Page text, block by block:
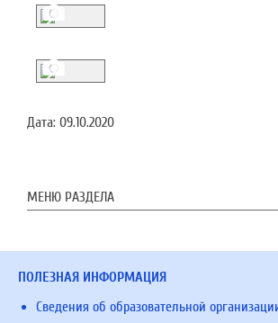
Дата: 09.10.2020
МЕНЮ РАЗДЕЛА
ПОЛЕЗНАЯ ИНФОРМАЦИЯ
Сведения об образовательной